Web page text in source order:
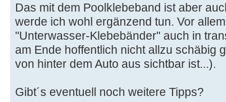
Das mit dem Poolklebeband ist aber
werde ich wohl ergänzend tun. Vor
"Unterwasser-Klebebänder" auch in
am Ende hoffentlich nicht allzu schäbig
von hinter dem Auto aus sichtbar ist...).
Gibt´s eventuell noch weitere Tipps?